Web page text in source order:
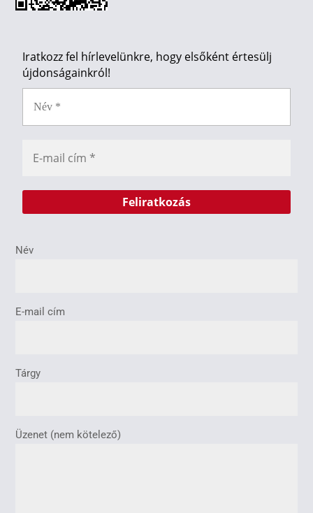
Iratkozz fel hírlevelünkre, hogy elsőként értesülj
újdonságainkról!
Név
E-mail cím
Tárgy
Üzenet (nem kötelező)